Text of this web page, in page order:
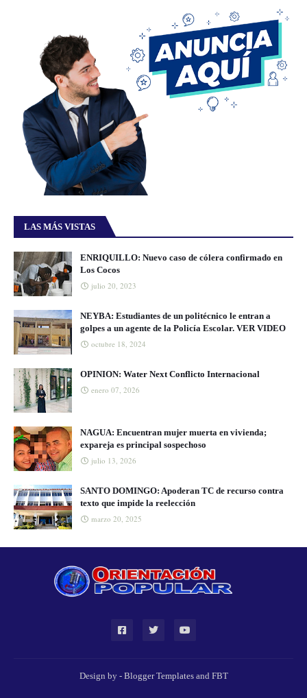
LAS MÁS VISTAS
ENRIQUILLO: Nuevo caso de cólera confirmado en
Los Cocos
julio 20, 2023
NEYBA: Estudiantes de un politécnico le entran a
golpes a un agente de la Policía Escolar. VER VIDEO
octubre 18, 2024
OPINION: Water Next Conflicto Internacional
enero 07, 2026
NAGUA: Encuentran mujer muerta en vivienda;
expareja es principal sospechoso
julio 13, 2026
SANTO DOMINGO: Apoderan TC de recurso contra
texto que impide la reelección
marzo 20, 2025
Design by - Blogger Templatesand FBT